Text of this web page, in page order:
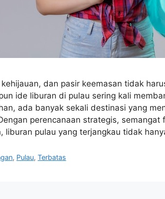
dan pasir keemasan tidak
ide liburan di pulau sering kali
ada banyak sekali destinasi yang
perencanaan strategis,
liburan pulau yang terjangkau tidak
, Pulau,Terbatas